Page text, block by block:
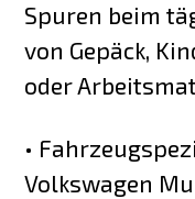
Spuren beim
von Gepäck,
oder
•
Volkswagen